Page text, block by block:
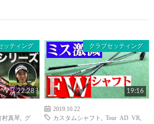
ッティング
22:28
村真琴
グ
クラブセッティング
19:16
2019.10.22
カスタムシャフト
Tour AD VR